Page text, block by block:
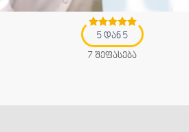
5 დან 5
7 შეფასება